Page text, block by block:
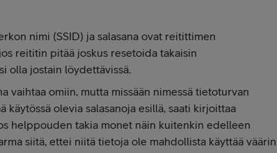
nimi (SSID) ja salasana ovat reitittimen
reititin pitää joskus resetoida takaisin
olla jostain löydettävissä.
vaihtaa omiin, mutta missään nimessä tietoturvan
käytössä olevia salasanoja esillä, saati kirjoittaa
helppouden takia monet näin kuitenkin edelleen
siitä, ettei niitä tietoja ole mahdollista käyttää väärin